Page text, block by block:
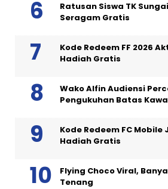
Ratusan Siswa TK
Seragam Gratis
Kode Redeem FF 2026
Hadiah Gratis
Wako Alfin Audiensi
Pengukuhan Batas
Kode Redeem FC Mobile
Hadiah Gratis
Flying Choco Viral,
Tenang